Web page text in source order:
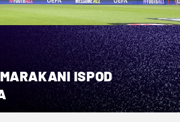
ISPOD